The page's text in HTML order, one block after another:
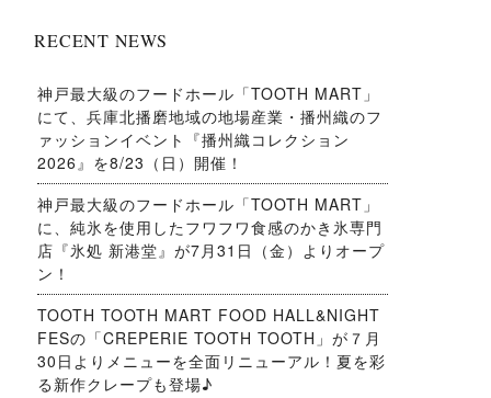
RECENT NEWS
神戸最大級のフードホール「TOOTH MART」
にて、兵庫北播磨地域の地場産業・播州織のフ
ァッションイベント『播州織コレクション
2026』を8/23（日）開催！
神戸最大級のフードホール「TOOTH MART」
に、純氷を使用したフワフワ食感のかき氷専門
店『氷処 新港堂』が7月31日（金）よりオープ
ン！
TOOTH TOOTH MART FOOD HALL&NIGHT
FESの「CREPERIE TOOTH TOOTH」が７月
30日よりメニューを全面リニューアル！夏を彩
る新作クレープも登場♪